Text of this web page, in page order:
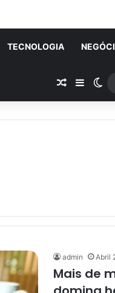
TECNOLOGIA
ArtigoSidebar
admin Abril
Mais de